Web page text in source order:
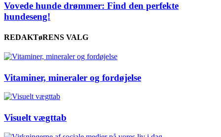
Vovede hunde drømmer: Find den perfekte
hundeseng!
REDAKTøRENS VALG
Vitaminer, mineraler og fordøjelse
Visuelt vægttab